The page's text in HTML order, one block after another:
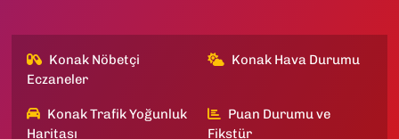
Konak Nöbetçi
Eczaneler
Konak Hava Durumu
Konak Trafik Yoğunluk
Haritası
Puan Durumu ve
Fikstür